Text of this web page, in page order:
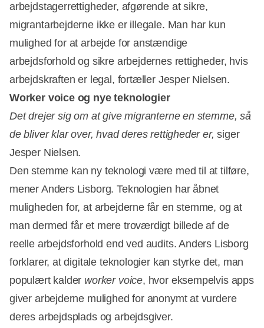
arbejdstagerrettigheder, afgørende at sikre,
migrantarbejderne ikke er illegale. Man har kun
mulighed for at arbejde for anstændige
arbejdsforhold og sikre arbejdernes rettigheder, hvis
arbejdskraften er legal, fortæller Jesper Nielsen.
Worker voice og nye teknologier
Det drejer sig om at give migranterne en stemme, så
de bliver klar over, hvad deres rettigheder er, siger
Jesper Nielsen.
Den stemme kan ny teknologi være med til at tilføre,
mener Anders Lisborg. Teknologien har åbnet
muligheden for, at arbejderne får en stemme, og at
man dermed får et mere troværdigt billede af de
reelle arbejdsforhold end ved audits. Anders Lisborg
forklarer, at digitale teknologier kan styrke det, man
populært kalder worker voice, hvor eksempelvis apps
giver arbejderne mulighed for anonymt at vurdere
deres arbejdsplads og arbejdsgiver.